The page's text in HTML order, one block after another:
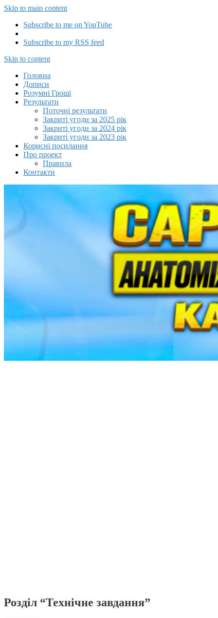
Skip to main content
Subscribe to me on YouTube
Subscribe to my RSS feed
Capitalizator UA
Skip to content
Головна
Дописи
Розумні Гроші
Результати
Поточні результати
Закриті угоди за 2025 рік
Закриті угоди за 2024 рік
Закриті угоди за 2023 рік
Корисні посилання
Про проект
Правила
Контакти
Розділ “Технічне завдання”